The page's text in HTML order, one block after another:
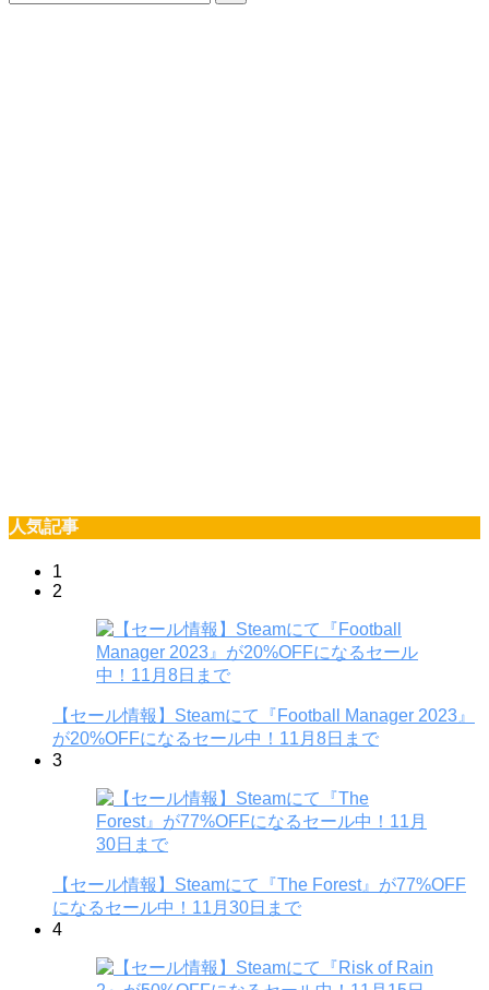
人気記事
1
2
【セール情報】Steamにて『Football Manager 2023』
が20%OFFになるセール中！11月8日まで
3
【セール情報】Steamにて『The Forest』が77%OFF
になるセール中！11月30日まで
4